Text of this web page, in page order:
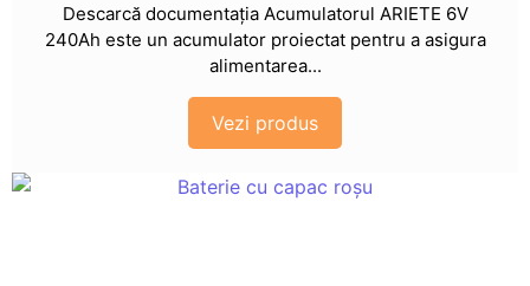
Descarcă documentația Acumulatorul ARIETE 6V
240Ah este un acumulator proiectat pentru a asigura
alimentarea...
Vezi produs